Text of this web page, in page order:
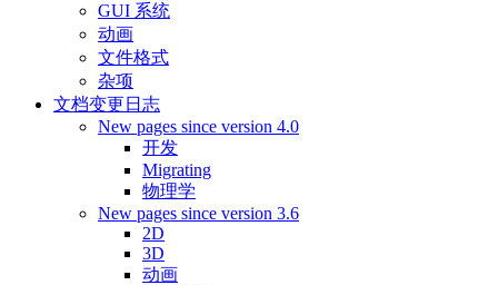
GUI 系统
动画
文件格式
杂项
文档变更日志
New pages since version 4.0
开发
Migrating
物理学
New pages since version 3.6
2D
3D
动画